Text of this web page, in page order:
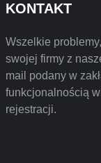
KONTAKT
Wszelkie
swojej firmy z
mail podany w
funkcjonalnością
rejestracji.